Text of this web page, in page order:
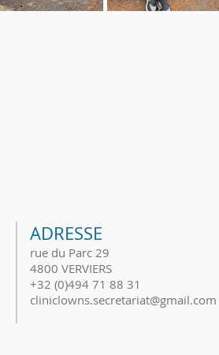
ADRESSE
rue du Parc 29
4800 VERVIERS
+32 (0)494 71 88 31
cliniclowns.secretariat@gmail.com